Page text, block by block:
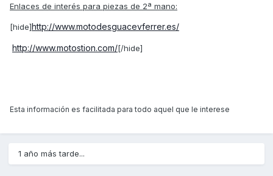
Enlaces de interés para piezas de 2ª mano:
[hide]http://www.motodesguacevferrer.es/
http://www.motostion.com/[/hide]
Esta información es facilitada para todo aquel que le interese
1 año más tarde...